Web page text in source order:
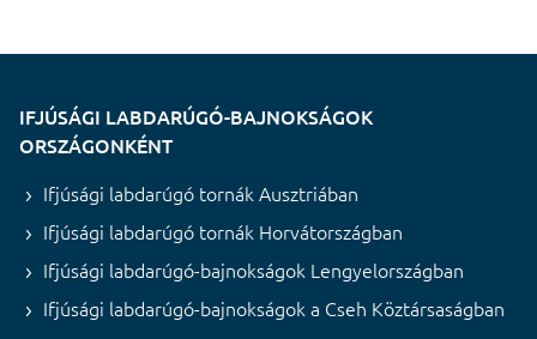
IFJÚSÁGI LABDARÚGÓ-BAJNOKSÁGOK
ORSZÁGONKÉNT
Ifjúsági labdarúgó tornák Ausztriában
Ifjúsági labdarúgó tornák Horvátországban
Ifjúsági labdarúgó-bajnokságok Lengyelországban
Ifjúsági labdarúgó-bajnokságok a Cseh Köztársaságban